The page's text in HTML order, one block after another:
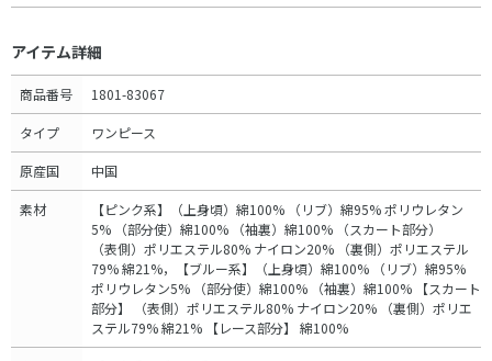
アイテム詳細
商品番号 1801-83067
タイプ ワンピース
原産国 中国
素材
【ピンク系】（上身頃）綿100% （リブ）綿95% ポリウレタン
5% （部分使）綿100% （袖裏）綿100% （スカート部分）
（表側）ポリエステル80% ナイロン20% （裏側）ポリエステル
79% 綿21%，【ブルー系】（上身頃）綿100% （リブ）綿95%
ポリウレタン5% （部分使）綿100% （袖裏）綿100% 【スカート
部分】 （表側）ポリエステル80% ナイロン20% （裏側）ポリエ
ステル79% 綿21% 【レース部分】 綿100%